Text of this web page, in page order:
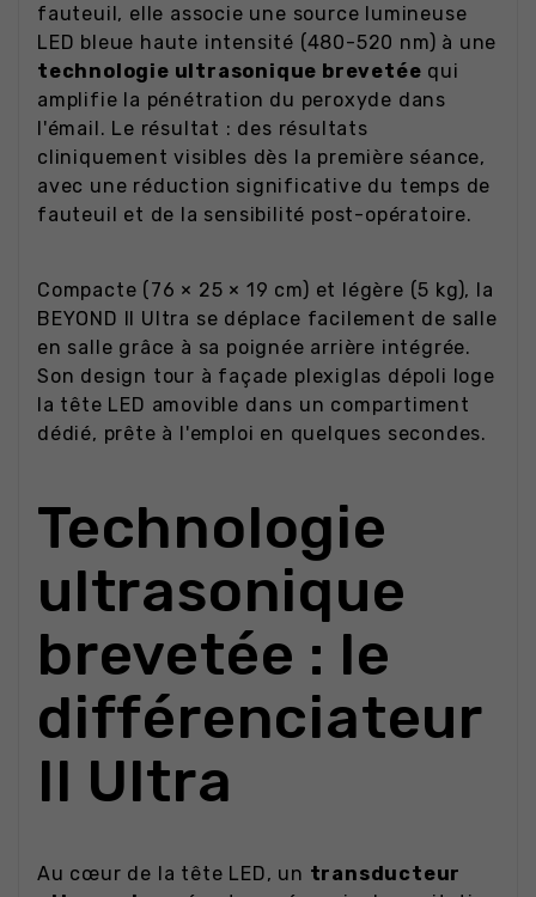
fauteuil, elle associe une source lumineuse
LED bleue haute intensité (480-520 nm) à une
technologie ultrasonique brevetée qui
amplifie la pénétration du peroxyde dans
l'émail. Le résultat : des résultats
cliniquement visibles dès la première séance,
avec une réduction significative du temps de
fauteuil et de la sensibilité post-opératoire.
Compacte (76 × 25 × 19 cm) et légère (5 kg), la
BEYOND II Ultra se déplace facilement de salle
en salle grâce à sa poignée arrière intégrée.
Son design tour à façade plexiglas dépoli loge
la tête LED amovible dans un compartiment
dédié, prête à l'emploi en quelques secondes.
Technologie
ultrasonique
brevetée : le
différenciateur
II Ultra
Au cœur de la tête LED, un transducteur